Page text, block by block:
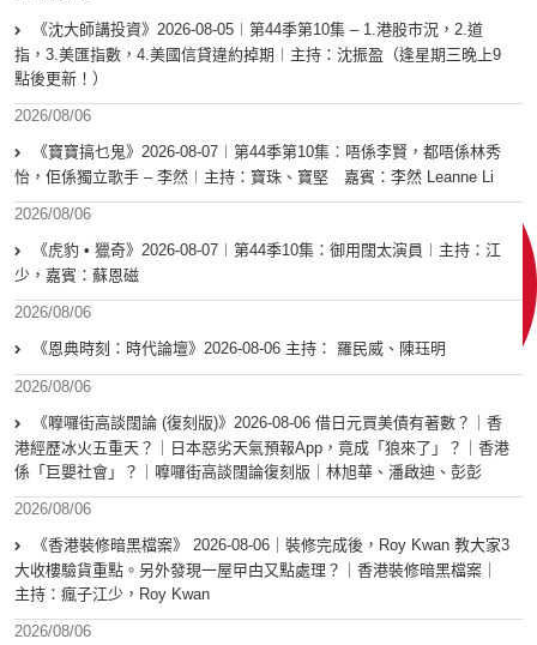
《沈大師講投資》2026-08-05︱第44季第10集 – 1.港股市況，2.道
指，3.美匯指數，4.美國信貸違約掉期︱主持：沈振盈（逢星期三晚上9
點後更新！）
2026/08/06
《寶寶搞乜鬼》2026-08-07︱第44季第10集︰唔係李賢，都唔係林秀
怡，佢係獨立歌手 – 李然︱主持：寶珠、寶堅 嘉賓：李然 Leanne Li
2026/08/06
《虎豹 • 獵奇》2026-08-07︱第44季10集：御用闊太演員︱主持：江
少，嘉賓：蘇恩磁
2026/08/06
《恩典時刻：時代論壇》2026-08-06 主持： 羅民威、陳珏明
2026/08/06
《嚤囉街高談闊論 (復刻版)》2026-08-06 借日元買美債有著數？｜香
港經歷冰火五重天？｜日本惡劣天氣預報App，竟成「狼來了」？｜香港
係「巨嬰社會」？｜嚤囉街高談闊論復刻版｜林旭華、潘啟迪、彭彭
2026/08/06
《香港裝修暗黑檔案》 2026-08-06｜裝修完成後，Roy Kwan 教大家3
大收樓驗貨重點。另外發現一屋曱甴又點處理？｜香港裝修暗黑檔案｜
主持：瘋子江少，Roy Kwan
2026/08/06